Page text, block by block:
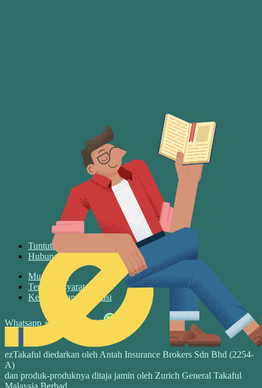
Tuntutan
Hubungin Kami
Muat turun
Terma & syarat
Keselamatan & privasi
Whatsapp +6017 3526122
ezTakaful diedarkan oleh Antah Insurance Brokers Sdn Bhd (2254-
A)
dan produk-produknya ditaja jamin oleh Zurich General Takaful